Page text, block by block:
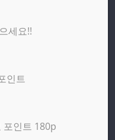
세요!!
인트
포인트 180p